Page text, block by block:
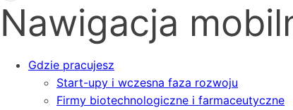
Nawigacja
Gdzie pracujesz
Start-upy i wczesna faza rozwoju
Firmy biotechnologiczne i farmaceutyczne